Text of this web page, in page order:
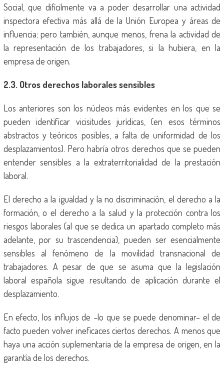
Social, que difícilmente va a poder desarrollar una actividad
inspectora efectiva más allá de la Unión Europea y áreas de
influencia; pero también, aunque menos, frena la actividad de
la representación de los trabajadores, si la hubiera, en la
empresa de origen.
2.3. Otros derechos laborales sensibles
Los anteriores son los núcleos más evidentes en los que se
pueden identificar vicisitudes jurídicas, (en esos términos
abstractos y teóricos posibles, a falta de uniformidad de los
desplazamientos). Pero habría otros derechos que se pueden
entender sensibles a la extraterritorialidad de la prestación
laboral.
El derecho a la igualdad y la no discriminación, el derecho a la
formación, o el derecho a la salud y la protección contra los
riesgos laborales (al que se dedica un apartado completo más
adelante, por su trascendencia), pueden ser esencialmente
sensibles al fenómeno de la movilidad transnacional de
trabajadores. A pesar de que se asuma que la legislación
laboral española sigue resultando de aplicación durante el
desplazamiento.
En efecto, los influjos de –lo que se puede denominar– el de
facto pueden volver ineficaces ciertos derechos. A menos que
haya una acción suplementaria de la empresa de origen, en la
garantía de los derechos.